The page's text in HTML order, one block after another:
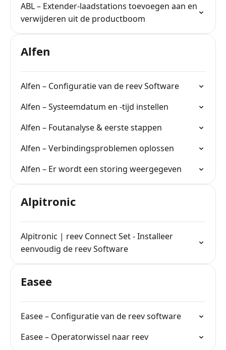
ABL – Extender-laadstations toevoegen aan en
verwijderen uit de productboom
Alfen
Alfen – Configuratie van de reev Software
Alfen – Systeemdatum en -tijd instellen
Alfen – Foutanalyse & eerste stappen
Alfen – Verbindingsproblemen oplossen
Alfen – Er wordt een storing weergegeven
Alpitronic
Alpitronic | reev Connect Set - Installeer
eenvoudig de reev Software
Easee
Easee – Configuratie van de reev software
Easee – Operatorwissel naar reev